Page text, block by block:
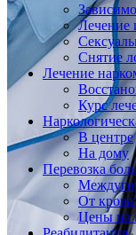
Лечение
Снятие
Лечение
Курс
В центре
На дому
Перевозка
От
Цены на